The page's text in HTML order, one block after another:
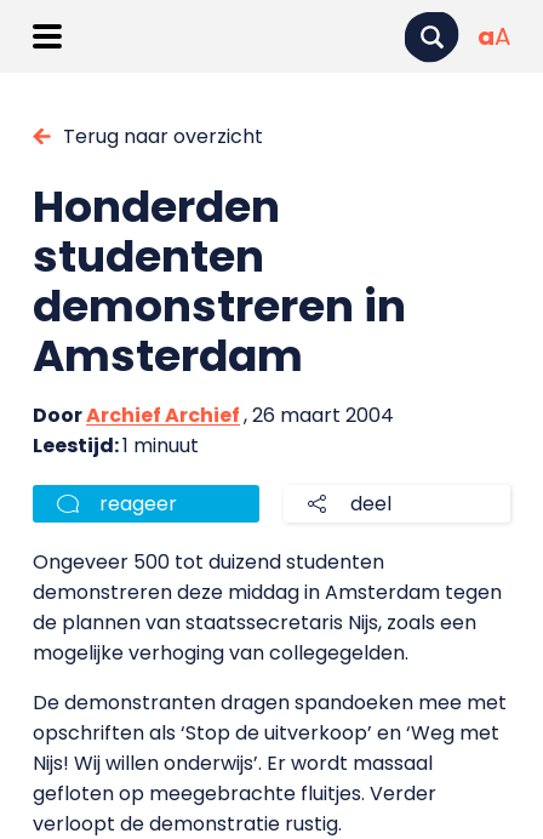
aA
Terug naar overzicht
Honderden
studenten
demonstreren in
Amsterdam
DoorArchief Archief, 26 maart 2004
Leestijd:1 minuut
reageer deel
Ongeveer 500 tot duizend studenten
demonstreren deze middag in Amsterdam tegen
de plannen van staatssecretaris Nijs, zoals een
mogelijke verhoging van collegegelden.
De demonstranten dragen spandoeken mee met
opschriften als ‘Stop de uitverkoop’ en ‘Weg met
Nijs! Wij willen onderwijs’. Er wordt massaal
gefloten op meegebrachte fluitjes. Verder
verloopt de demonstratie rustig.